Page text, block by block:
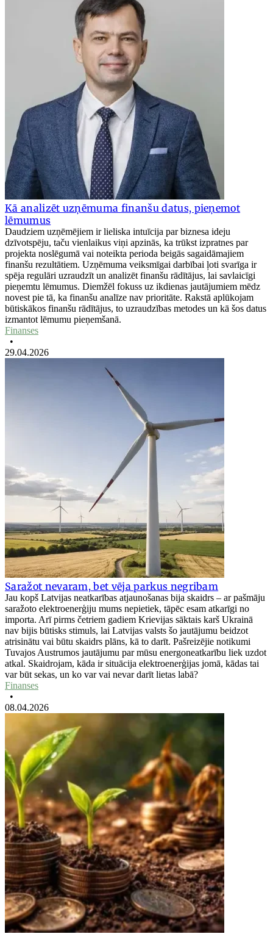
Kā analizēt uzņēmuma finanšu datus, pieņemot
lēmumus
Daudziem uzņēmējiem ir lieliska intuīcija par biznesa ideju
dzīvotspēju, taču vienlaikus viņi apzinās, ka trūkst izpratnes par
projekta noslēgumā vai noteikta perioda beigās sagaidāmajiem
finanšu rezultātiem. Uzņēmuma veiksmīgai darbībai ļoti svarīga ir
spēja regulāri uzraudzīt un analizēt finanšu rādītājus, lai savlaicīgi
pieņemtu lēmumus. Diemžēl fokuss uz ikdienas jautājumiem mēdz
novest pie tā, ka finanšu analīze nav prioritāte. Rakstā aplūkojam
būtiskākos finanšu rādītājus, to uzraudzības metodes un kā šos datus
izmantot lēmumu pieņemšanā.
Finanses
•
29.04.2026
Saražot nevaram, bet vēja parkus negribam
Jau kopš Latvijas neatkarības atjaunošanas bija skaidrs – ar pašmāju
saražoto elektroenerģiju mums nepietiek, tāpēc esam atkarīgi no
importa. Arī pirms četriem gadiem Krievijas sāktais karš Ukrainā
nav bijis būtisks stimuls, lai Latvijas valsts šo jautājumu beidzot
atrisinātu vai būtu skaidrs plāns, kā to darīt. Pašreizējie notikumi
Tuvajos Austrumos jautājumu par mūsu energoneatkarību liek uzdot
atkal. Skaidrojam, kāda ir situācija elektroenerģijas jomā, kādas tai
var būt sekas, un ko var vai nevar darīt lietas labā?
Finanses
•
08.04.2026